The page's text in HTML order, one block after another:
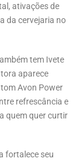
ativações de
da cervejaria no
tem Ivete
aparece
Avon Power
refrescância e
quem quer curtir
fortalece seu